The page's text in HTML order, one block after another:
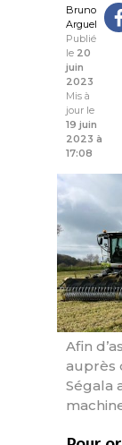
Bruno
Arguel
Publié
le 20
juin
2023
Mis à
jour le
19 juin
2023 à
17:08
Afin
auprès
Ségala